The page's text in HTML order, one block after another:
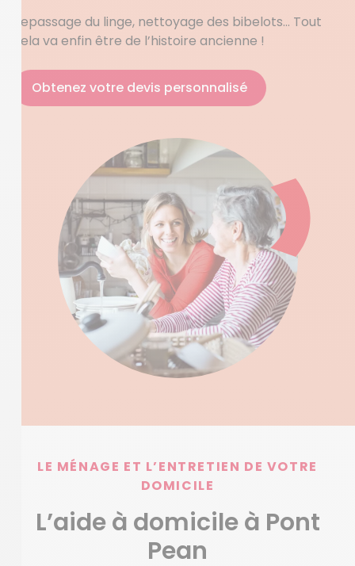
Repassage du linge, nettoyage des bibelots… Tout
cela va enfin être de l’histoire ancienne !
Obtenez votre devis personnalisé
LE MÉNAGE ET L’ENTRETIEN DE VOTRE
DOMICILE
L’aide à domicile à Pont
Pean